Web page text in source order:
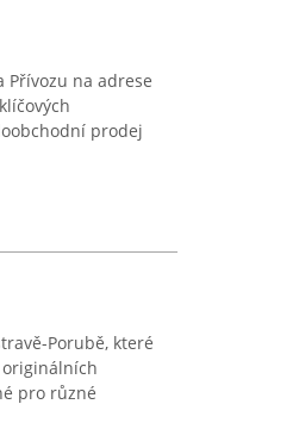
Přívozu na adrese
prodej
Porubě, které
pro různé